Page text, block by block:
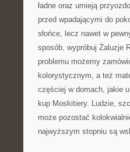
ładne oraz umieją
przed wpadającymi do
słońce, lecz nawet w
sposób, wypróbuj Żaluzje
problemu możemy
kolorystycznym, a też
częściej w domach, jakie
kup Moskitiery. Ludzie,
może pozostać
najwyższym stopniu są